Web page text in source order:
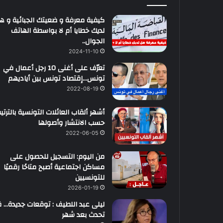
كيفية معرفة و ضعيتك الجبائية و
لديك خطايا أم لا بواسطة الهاتف
الجوال..
2024-11-10
تعرّف على أغنى 10 رجل أعمال في
تونس…إقتصاد تونس بين أياديهم
2022-08-19
أشهر ألقاب العائلات التونسية
حسب الانتشار وأصولها
2022-06-05
من اليوم: التسجيل للحصول على
مساكن اجتماعية أصبح متاحًا رقميًا
للتونسيين
2026-01-19
ليلى عبد اللطيف : توقعات جديدة…
تحدث بعد شهر